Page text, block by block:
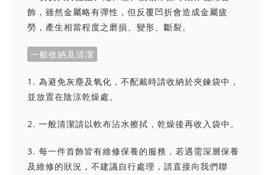
飾，雖然金屬略有彈性，但反覆凹折會造成金屬疲
勞，產生相當程度之磨損、變形、斷裂。
一般收納及清潔
1. 為避免灰塵及氧化，不配戴時請收納於夾鍊袋中，
並放置在陰涼乾燥處。
2. 一般清潔請以軟布沾水擦拭，乾燥後再收入袋中。
3. 每一件首飾皆有維修保養的服務，若遇需深層保養
及維修的狀況，不建議自行處理，請直接向我們聯